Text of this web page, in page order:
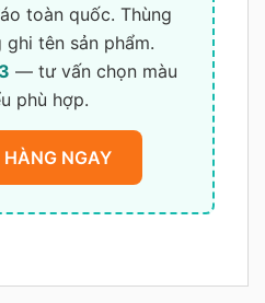
toàn quốc. Thùng
tên sản phẩm.
— tư vấn chọn màu
phù hợp.
NGAY